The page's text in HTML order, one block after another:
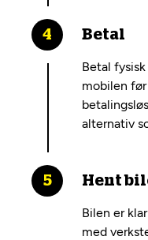
Betal
Betal
mobilen
alternativ
Hent
Bilen er
med